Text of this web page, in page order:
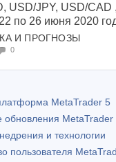
USD/JPY, USD/САD ,
по 26 июня 2020
И ПРОГНОЗЫ
0
MetaTrader 5
обновления MetaTrader
и технологии
пользователя